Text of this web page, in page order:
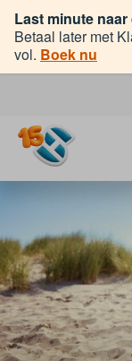
Last minute
Betaal later met
vol. Boek nu